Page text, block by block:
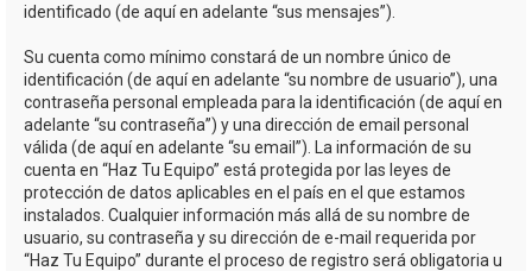
identificado (de aquí en adelante “sus mensajes”).
Su cuenta como mínimo constará de un nombre único de
identificación (de aquí en adelante “su nombre de usuario”), una
contraseña personal empleada para la identificación (de aquí en
adelante “su contraseña”) y una dirección de email personal
válida (de aquí en adelante “su email”). La información de su
cuenta en “Haz Tu Equipo” está protegida por las leyes de
protección de datos aplicables en el país en el que estamos
instalados. Cualquier información más allá de su nombre de
usuario, su contraseña y su dirección de e-mail requerida por
“Haz Tu Equipo” durante el proceso de registro será obligatoria u